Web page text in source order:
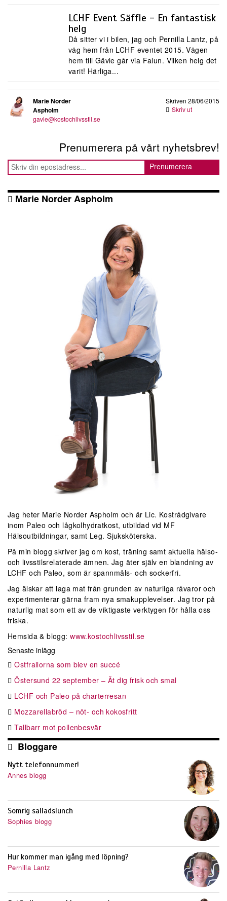
LCHF Event Säffle - En fantastisk
helg
Då sitter vi i bilen, jag och Pernilla Lantz, på
väg hem från LCHF eventet 2015. Vägen
hem till Gävle går via Falun. Vilken helg det
varit! Härliga...
Marie Norder
Aspholm
gavle@kostochlivsstil.se
Skriven 28/06/2015
Skriv ut
Prenumerera på vårt nyhetsbrev!
Marie Norder Aspholm
Jag heter Marie Norder Aspholm och är Lic. Kostrådgivare
inom Paleo och lågkolhydratkost, utbildad vid MF
Hälsoutbildningar, samt Leg. Sjuksköterska.
På min blogg skriver jag om kost, träning samt aktuella hälso-
och livsstilsrelaterade ämnen. Jag äter själv en blandning av
LCHF och Paleo, som är spannmåls- och sockerfri.
Jag älskar att laga mat från grunden av naturliga råvaror och
experimenterar gärna fram nya smakupplevelser. Jag tror på
naturlig mat som ett av de viktigaste verktygen för hålla oss
friska.
Hemsida & blogg:www.kostochlivsstil.se
Senaste inlägg
Ostfrallorna som blev en succé
Östersund 22 september – Ät dig frisk och smal
LCHF och Paleo på charterresan
Mozzarellabröd – nöt- och kokosfritt
Tallbarr mot pollenbesvär
Bloggare
Nytt telefonnummer!
Annes blogg
Somrig salladslunch
Sophies blogg
Hur kommer man igång med löpning?
Pernilla Lantz